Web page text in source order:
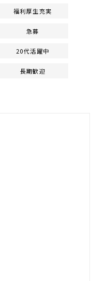
福利厚生充実
急募
20代活躍中
長期歓迎